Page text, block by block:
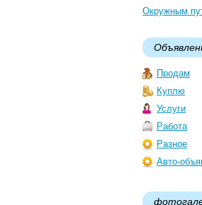
Окружным
Продам
Куплю
Услуги
Работа
Разное
Авто-